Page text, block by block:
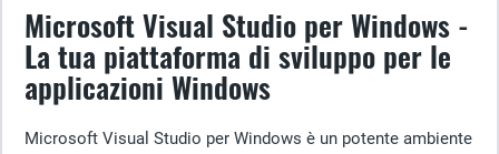
Microsoft Visual Studio per Windows -
La tua piattaforma di sviluppo per le
applicazioni Windows
Microsoft Visual Studio per Windows è un potente ambiente